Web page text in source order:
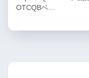
OTCQBベ…